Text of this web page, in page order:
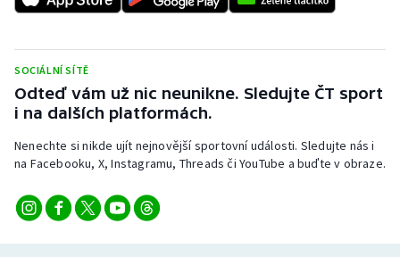
SOCIÁLNÍ SÍTĚ
Odteď vám už nic neunikne. Sledujte ČT sport
i na dalších platformách.
Nenechte si nikde ujít nejnovější sportovní události. Sledujte nás i
na Facebooku, X, Instagramu, Threads či YouTube a buďte v obraze.